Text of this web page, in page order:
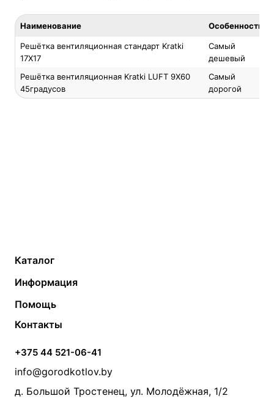
Наименование Особенность
Решётка вентиляционная стандарт Kratki
17X17
Самый
дешевый
Решётка вентиляционная Kratki LUFT 9Х60
45градусов
Самый
дорогой
Каталог
Твердотопливные котлы
Электрические котлы
Банные печи
Камины и печи
Теплый пол
Радиаторы
Насосы
Дымоходы
Информация
Контакты
Статьи
Акции
Производители
Помощь
Монтаж систем отопления
Прайс по монтажу систем отопления
Проект систем отопления
Контакты
+375 44 521-06-41
info@gorodkotlov.by
д. Большой Тростенец, ул. Молодёжная, 1/2